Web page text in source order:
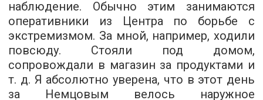
наблюдение. Обычно этим занимаются
оперативники из Центра по борьбе с
экстремизмом. За мной, например, ходили
повсюду. Стояли под домом,
сопровождали в магазин за продуктами и
т. д. Я абсолютно уверена, что в этот день
за Немцовым велось наружное